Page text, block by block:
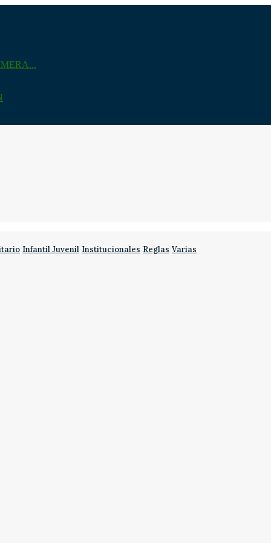
Infantil Juvenil Institucionales Reglas Varias